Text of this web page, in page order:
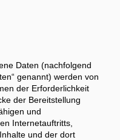
Daten (nachfolgend
genannt) werden von
der Erforderlichkeit
der Bereitstellung
und
Internetauftritts,
und der dort